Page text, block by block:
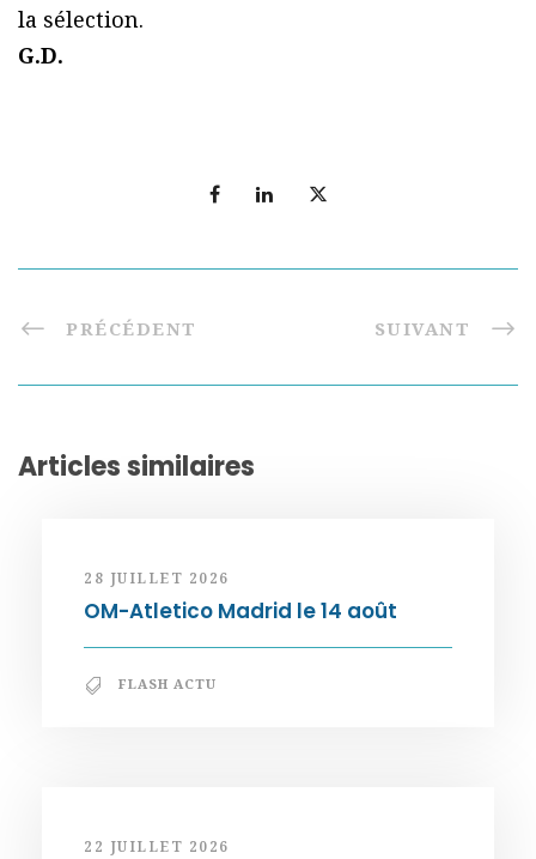
la sélection.
G.D.
PRÉCÉDENT SUIVANT
Articles similaires
28 JUILLET 2026
OM-Atletico Madrid le 14 août
FLASH ACTU
22 JUILLET 2026